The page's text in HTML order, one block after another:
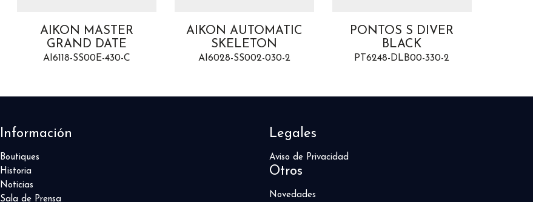
AIKON MASTER
GRAND DATE
AI6118-SS00E-430-C
AIKON AUTOMATIC
SKELETON
AI6028-SS002-030-2
PONTOS S DIVER
BLACK
PT6248-DLB00-330-2
Información
Boutiques
Historia
Noticias
Sala de Prensa
Legales
Aviso de Privacidad
Otros
Novedades